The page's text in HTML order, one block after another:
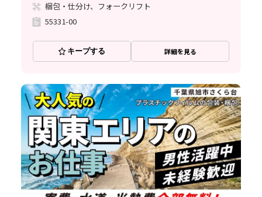
梱包・仕分け、フォークリフト
55331-00
キープする 詳細を見る